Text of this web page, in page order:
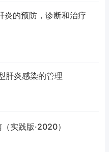
炎的预防，诊断和治疗
肝炎感染的管理
实践版·2020）